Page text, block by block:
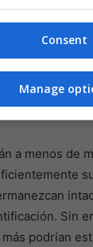
mirando
siempre ha
este dolor
con
memorial
a menos de
Sin
podrían
Consent
Manage